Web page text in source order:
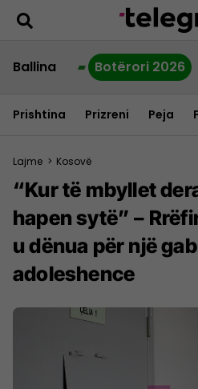
Ballina Botërori 2026
Prishtina Prizreni Peja
Lajme > Kosovë
“Kur të mbyllet
hapen sytë” –
u dënua për një
adoleshence